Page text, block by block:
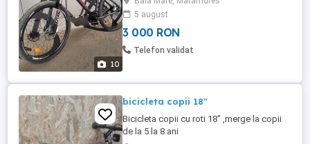
10
lei aprox)
5 august
3 000 RON
Telefon validat
bicicleta copii 18"
Bicicleta copii cu roti 18" ,merge la copii
de la 5 la 8 ani